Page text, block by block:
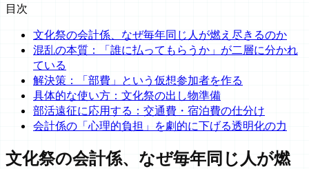
目次
文化祭の会計係、なぜ毎年同じ人が燃え尽きるのか
混乱の本質：「誰に払ってもらうか」が二層に分かれ
ている
解決策：「部費」という仮想参加者を作る
具体的な使い方：文化祭の出し物準備
部活遠征に応用する：交通費・宿泊費の仕分け
会計係の「心理的負担」を劇的に下げる透明化の力
文化祭の会計係、なぜ毎年同じ人が燃